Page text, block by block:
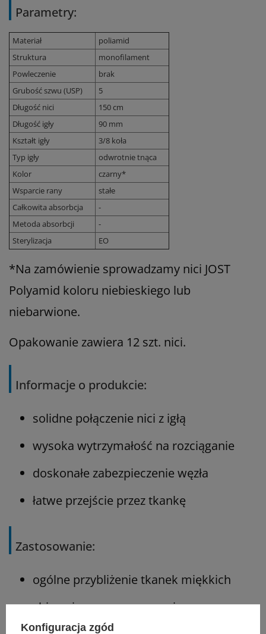
Parametry:
Materiał
poliamid
Struktura
monofilament
Powleczenie
brak
Grubość szwu (USP)
5
Długość nici
150 cm
Długość igły
90 mm
Kształt igły
3/8 koła
Typ igły
odwrotnie tnąca
Kolor
czarny*
Wsparcie rany
stałe
Całkowita absorbcja
-
Metoda absorbcji
-
Sterylizacja
EO
*Na zamówienie sprowadzamy nici JOST
Polyamid koloru niebieskiego lub
niebarwione.
Opakowanie zawiera 12 szt. nici.
Informacje o produkcie:
solidne połączenie nici z igłą
wysoka wytrzymałość na rozciąganie
doskonałe zabezpieczenie węzła
łatwe przejście przez tkankę
Zastosowanie:
ogólne przybliżenie tkanek miękkich
chirurgia sercowo-naczyniowa
Konfiguracja zgód